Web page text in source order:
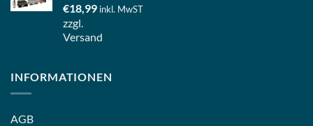
€18,99 inkl. MwST
zzgl.
Versand
INFORMATIONEN
AGB